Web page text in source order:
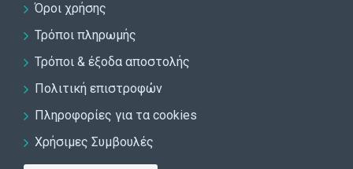
Όροι χρήσης
Τρόποι πληρωμής
Τρόποι & έξοδα αποστολής
Πολιτική επιστροφών
Πληροφορίες για τα cookies
Χρήσιμες Συμβουλές